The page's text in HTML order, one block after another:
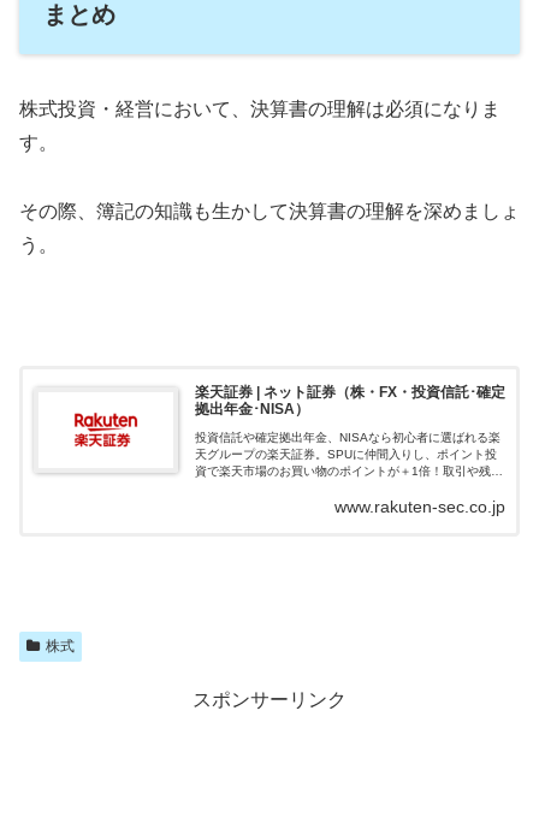
まとめ
株式投資・経営において、決算書の理解は必須になりま
す。
その際、簿記の知識も生かして決算書の理解を深めましょ
う。
楽天証券 | ネット証券（株・FX・投資信託･確定
拠出年金･NISA）
投資信託や確定拠出年金、NISAなら初心者に選ばれる楽
天グループの楽天証券。SPUに仲間入りし、ポイント投
資で楽天市場のお買い物のポイントが＋1倍！取引や残高
クに資産形成を始めよう！www.rakuten-sec.co.jp
株式
スポンサーリンク